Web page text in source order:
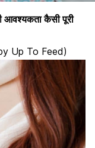
आवश्यकता कैसी पूरी
Up To Feed)